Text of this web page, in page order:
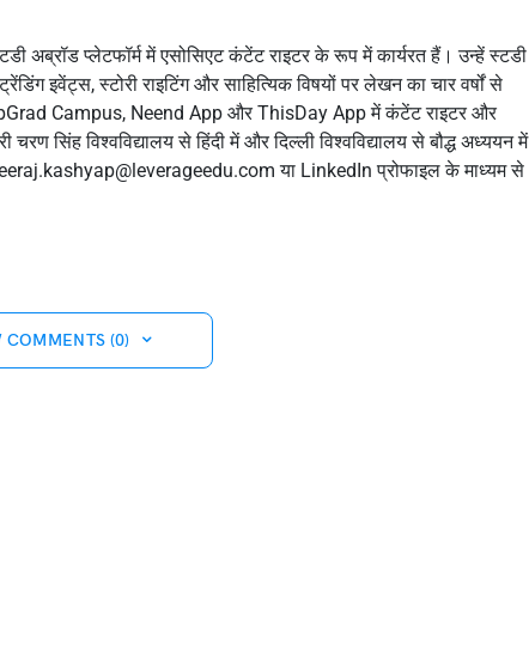
अब्रॉड प्लेटफॉर्म में एसोसिएट कंटेंट राइटर के रूप में कार्यरत हैं। उन्हें स्टडी
इवेंट्स, स्टोरी राइटिंग और साहित्यिक विषयों पर लेखन का चार वर्षों से
Campus, Neend App और ThisDay App में कंटेंट राइटर और
सिंह विश्वविद्यालय से हिंदी में और दिल्ली विश्वविद्यालय से बौद्ध अध्ययन में
या LinkedIn प्रोफाइल के माध्यम से
COMMENTS (0)